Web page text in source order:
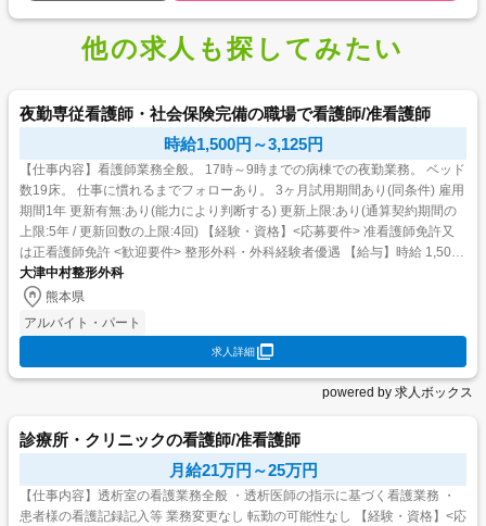
他の求人も探してみたい
夜勤専従看護師・社会保険完備の職場で看護師/准看護師
時給1,500円～3,125円
【仕事内容】看護師業務全般。 17時～9時までの病棟での夜勤業務。 ベッド
数19床。 仕事に慣れるまでフォローあり。 3ヶ月試用期間あり(同条件) 雇用
期間1年 更新有無:あり(能力により判断する) 更新上限:あり(通算契約期間の
上限:5年 / 更新回数の上限:4回) 【経験・資格】<応募要件> 准看護師免許又
は正看護師免許 <歓迎要件> 整形外科・外科経験者優遇 【給与】時給 1,500
円 〜...
大津中村整形外科
熊本県
アルバイト・パート
求人詳細
powered by 求人ボックス
診療所・クリニックの看護師/准看護師
月給21万円～25万円
【仕事内容】透析室の看護業務全般 ・透析医師の指示に基づく看護業務 ・
患者様の看護記録記入等 業務変更なし 転勤の可能性なし 【経験・資格】<応